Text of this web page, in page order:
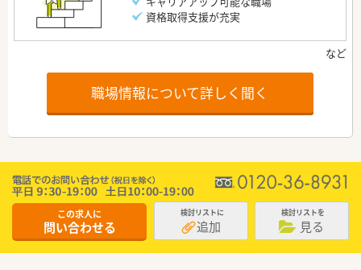
資格取得支援が充実
職場情報について詳しく聞く
この求人に
問い合わせる
検討リストに
追加
検討リストを
見る